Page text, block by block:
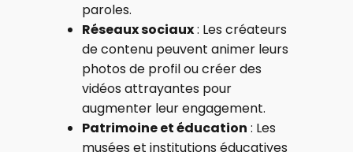
paroles.
Réseaux sociaux: Les créateurs
de contenu peuvent animer leurs
photos de profil ou créer des
vidéos attrayantes pour
augmenter leur engagement.
Patrimoine et éducation : Les
musées et institutions éducatives